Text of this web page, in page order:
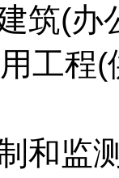
筑(
工程
和监